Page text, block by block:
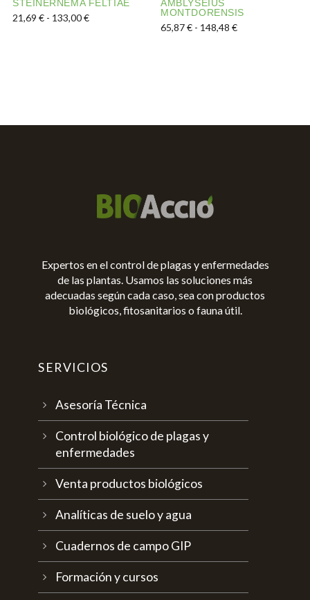
STEINERNEMA FELTIAE
21,69 € - 133,00€Rango de precios: desde 21,69 € hasta 133,00 €
Este producto tiene múltiples variantes. Las opciones
AMBLYSEIUS
MONTDORENSIS
65,87€ - 148,48€Rango de
Expertos en el control de plagas y enfermedades
de las plantas. Usamos las soluciones más
adecuadas según cada caso, sea con productos
biológicos, fitosanitarios o fauna útil.
SERVICIOS
Asesoría Técnica
Control biológico de plagas y
enfermedades
Venta productos biológicos
Analíticas de suelo y agua
Cuadernos de campo GIP
Formación y cursos